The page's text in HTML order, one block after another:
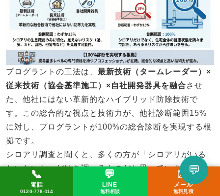
プログラントの工法は、 最新技術（タームレーダー）×
従来技術（協会基準施工）×自社開発器具を融合させ
た、他社にはない革新的なハイブリッド防除技術で
す。この総合的な視点と技術力が、他社診断範囲15%
に対し、プログラントが100%の総合診断を実現する根
拠です。
シロアリ調査と聞くと、多くの方が「シロアリがいる
かいないか」だけを調べるものだと思っていません
か？しかし、私たちプログラントは、それでは不十分
LINEで相談してみる
📞 0120-778-114 ✉️ メール 💬 LINE
📞
電話
0120-778-114
💬
LINE
無料相談
✉️
メール
無料見積
💬